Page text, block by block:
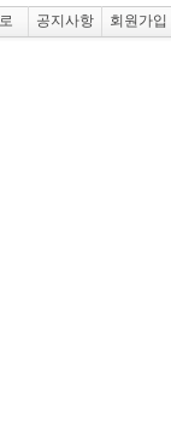
공지사항 회원가입